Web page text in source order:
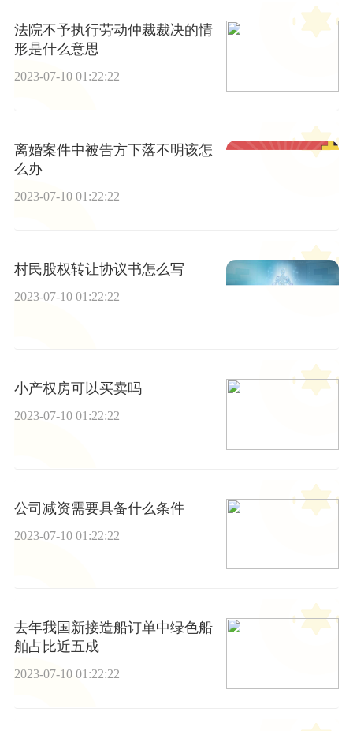
法院不予执行劳动仲裁裁决的情
形是什么意思
2023-07-10 01:22:22
离婚案件中被告方下落不明该怎
么办
2023-07-10 01:22:22
村民股权转让协议书怎么写
2023-07-10 01:22:22
小产权房可以买卖吗
2023-07-10 01:22:22
公司减资需要具备什么条件
2023-07-10 01:22:22
去年我国新接造船订单中绿色船
舶占比近五成
2023-07-10 01:22:22